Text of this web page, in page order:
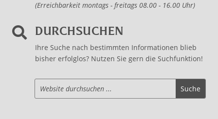
(Erreichbarkeit montags - freitags 08.00 - 16.00 Uhr)
 DURCHSUCHEN
Ihre Suche nach bestimmten Informationen blieb
bisher erfolglos? Nutzen Sie gern die Suchfunktion!